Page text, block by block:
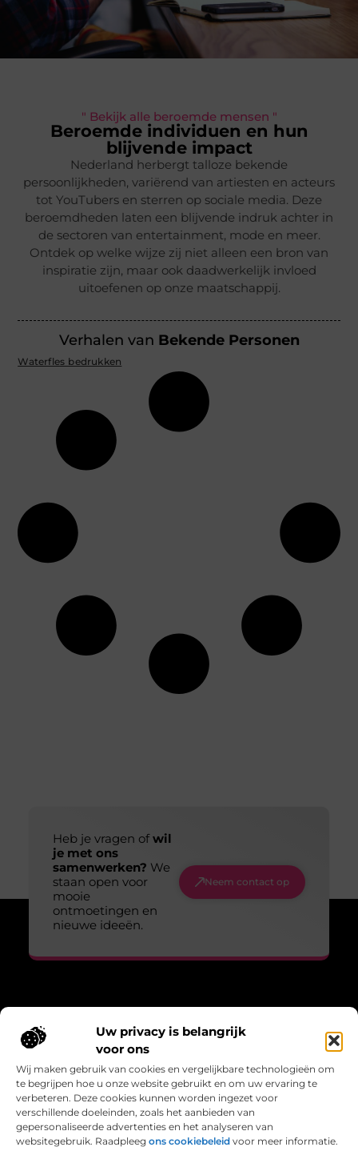
Uw privacy is belangrijk
voor ons
Wij maken gebruik van cookies en vergelijkbare technologieën om
te begrijpen hoe u onze website gebruikt en om uw ervaring te
verbeteren. Deze cookies kunnen worden ingezet voor
verschillende doeleinden, zoals het aanbieden van
gepersonaliseerde advertenties en het analyseren van
websitegebruik. Raadpleeg ons cookiebeleid voor meer informatie.
" Bekijk alle beroemde mensen "
Beroemde individuen en hun
blijvende impact
Nederland herbergt talloze bekende
persoonlijkheden, variërend van artiesten en acteurs
tot YouTubers en sterren op sociale media. Deze
beroemdheden laten een blijvende indruk achter in
de sectoren van entertainment, mode en meer.
Ontdek op welke wijze zij niet alleen een bron van
inspiratie zijn, maar ook daadwerkelijk invloed
uitoefenen op onze maatschappij.
Verhalen van Bekende Personen
Waterfles bedrukken
Heb je vragen ofwil
je met ons
samenwerken? We
staan open voor
mooie
ontmoetingen en
nieuwe ideeën.
Neem contact op
“Adem, wandel, leef – verhalen die bewegen.”
frisse gedachten en de kracht van beweging in het dagelijks
bestaan.
Bericht categorie